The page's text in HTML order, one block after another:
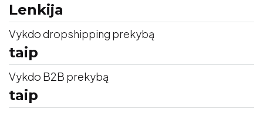
Lenkija
Vykdo dropshipping prekybą
taip
Vykdo B2B prekybą
taip